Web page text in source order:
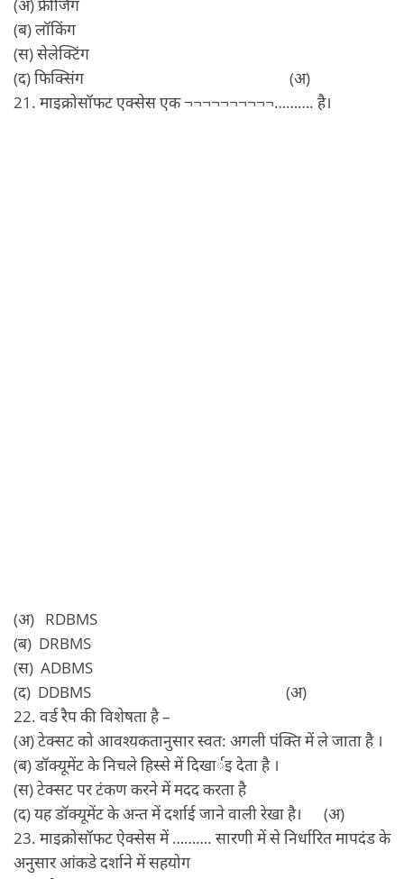
(ब) लॉकिंग
(स) सेलेक्टिंग
(द) फिक्सिंग (अ)
21. माइक्रोसॉफट एक्‍सेस एक ¬¬¬¬¬¬¬¬¬¬………. है।
(अ) RDBMS
(ब) DRBMS
(स) ADBMS
(द) DDBMS (अ)
22. वर्ड रैप की विशेषता है –
(अ) टेक्‍सट को आवश्‍यकतानुसार स्‍वत: अगली पंक्ति में ले जाता है ।
(ब) डॉक्‍यूमेंट के निचले हिस्‍से में दिखार्इ देता है ।
(स) टेक्‍सट पर टंकण करने में मदद करता है
(द) यह डॉक्‍यूमेंट के अन्‍त में दर्शाई जाने वाली रेखा है। (अ)
23. माइक्रोसॉफट ऐक्‍सेस में ………. सारणी में से निर्धारित मापदंड के
अनुसार आंकडे दर्शाने में सहयोग